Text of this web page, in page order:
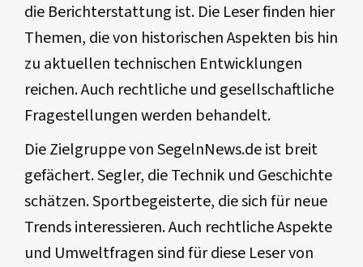
die Berichterstattung ist. Die Leser finden hier
Themen, die von historischen Aspekten bis hin
zu aktuellen technischen Entwicklungen
reichen. Auch rechtliche und gesellschaftliche
Fragestellungen werden behandelt.
Die Zielgruppe von SegelnNews.de ist breit
gefächert. Segler, die Technik und Geschichte
schätzen. Sportbegeisterte, die sich für neue
Trends interessieren. Auch rechtliche Aspekte
und Umweltfragen sind für diese Leser von